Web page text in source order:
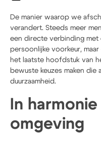
De manier waarop we
verandert. Steeds meer
een directe verbinding met
persoonlijke voorkeur,
het laatste hoofdstuk van
bewuste keuzes maken die
duurzaamheid.
In
omgeving